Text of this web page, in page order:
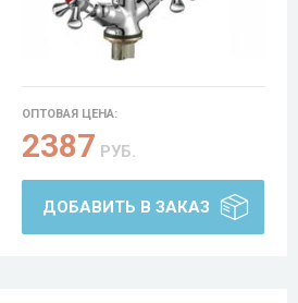
ОПТОВАЯ ЦЕНА:
2387 РУБ.
ДОБАВИТЬ В ЗАКАЗ